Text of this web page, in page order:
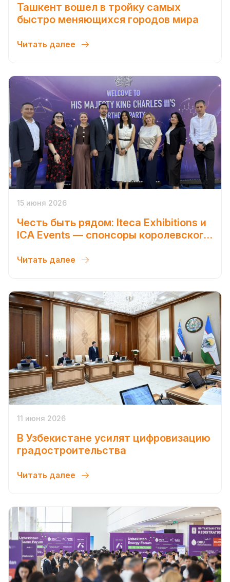
Ташкент вошел в тройку самых
быстро меняющихся городов мира
Читать далее
15 июня 2026
Честь быть рядом: Iteca Exhibitions и
ICA Events — спонсоры королевского
Читать далее
11 июня 2026
В Узбекистане усилят цифровизацию
градостроительства
Читать далее